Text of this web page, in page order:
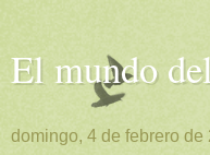
El mundo
domingo, 4 de febrero de